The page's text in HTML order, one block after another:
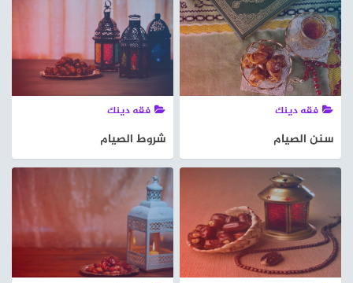
فقه دينك
سنن الصيام
فقه دينك
شروط الصيام